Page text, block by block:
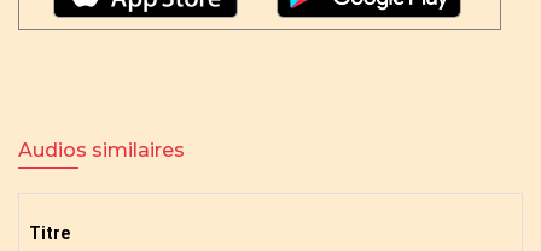
Audios similaires
Titre